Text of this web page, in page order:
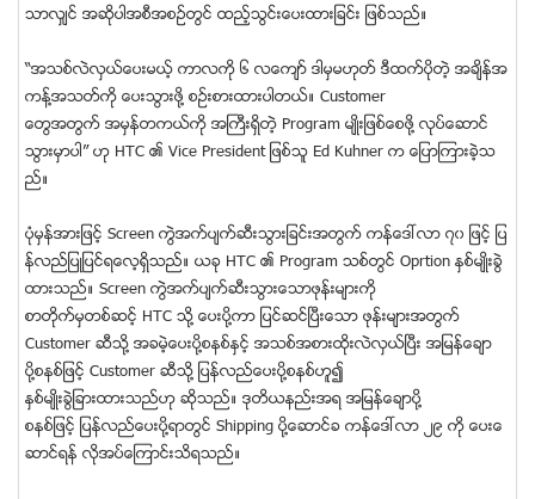
သာလွ်င္ အဆိုပါအစီအစဥ္တြင္ ထည့္သြင္းေပးထားျခင္း ျဖစ္သည္။
“အသစ္လဲလွယ္ေပးမယ့္ ကာလကို ၆ လေက်ာ္ ဒါမွမဟုတ္ ဒီထက္ပိုတဲ့ အခ်ိန္အ
ကန္႔အသတ္ကို ေပးသြားဖို႔ စဥ္းစားထားပါတယ္။ Customer
ေတြအတြက္ အမွန္တကယ္ကို အႀကီးရွိတဲ့ Program မ်ဳိးျဖစ္ေစဖို႔ လုပ္ေဆာင္
သြားမွာပါ” ဟု HTC ၏ Vice President ျဖစ္သူ Ed Kuhner က ေျပာၾကားခဲ့သ
ည္။
ပံုမွန္အားျဖင့္ Screen ကြဲအက္ပ်က္ဆီးသြားျခင္းအတြက္ ကန္ေဒၚလာ ၇၀ ျဖင့္ ျပ
န္လည္ျပဳျပင္ရေလ့ရွိသည္။ ယခု HTC ၏ Program သစ္တြင္ Oprtion ႏွစ္မ်ဳိးခြဲ
ထားသည္။ Screen ကြဲအက္ပ်က္ဆီးသြားေသာဖုန္းမ်ားကို
စာတိုက္မွတစ္ဆင့္ HTC သို႔ ေပးပို႔ကာ ျပင္ဆင္ၿပီးေသာ ဖုန္းမ်ားအတြက္
Customer ဆီသို႔ အခမဲ့ေပးပို႔စနစ္ႏွင့္ အသစ္အစားထိုးလဲလွယ္ၿပီး အျမန္ေခ်ာ
ပို႔စနစ္ျဖင့္ Customer ဆီသို႔ ျပန္လည္ေပးပို႔စနစ္ဟူ၍
ႏွစ္မ်ဳိးခြဲျခားထားသည္ဟု ဆိုသည္။ ဒုတိယနည္းအရ အျမန္ေခ်ာပို႔
စနစ္ျဖင့္ ျပန္လည္ေပးပို႔ရာတြင္ Shipping ပို႔ေဆာင္ခ ကန္ေဒၚလာ ၂၉ ကို ေပးေ
ဆာင္ရန္ လိုအပ္ေၾကာင္းသိရသည္။